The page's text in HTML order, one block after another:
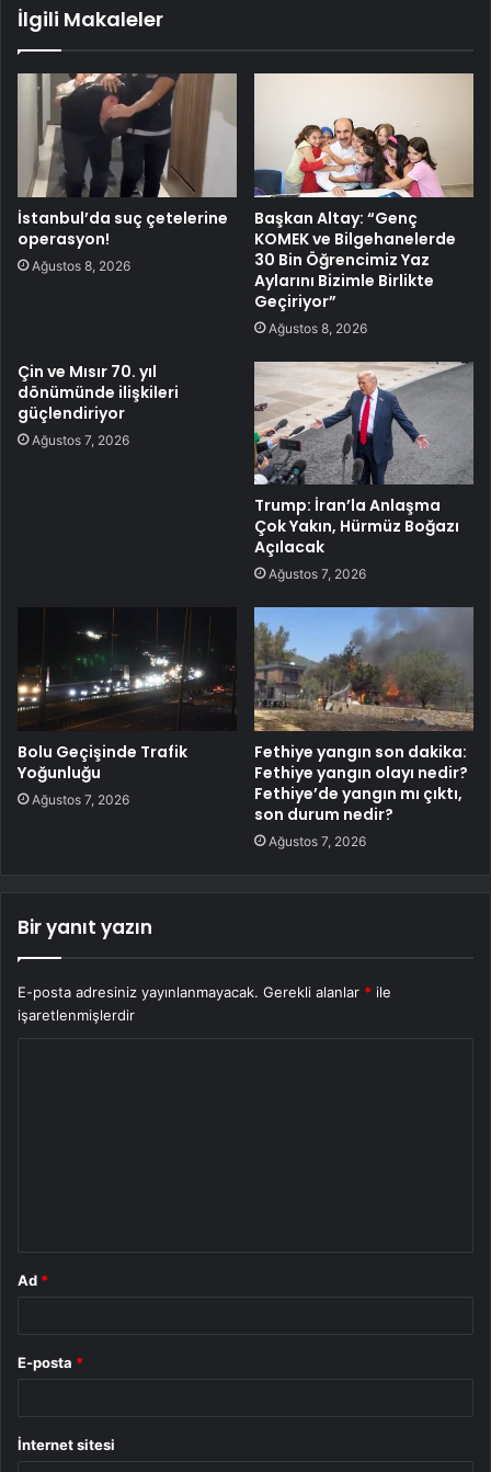
İlgili Makaleler
İstanbul’da suç çetelerine
operasyon!
Ağustos 8, 2026
Başkan Altay: “Genç
KOMEK ve Bilgehanelerde
30 Bin Öğrencimiz Yaz
Aylarını Bizimle Birlikte
Geçiriyor”
Ağustos 8, 2026
Çin ve Mısır 70. yıl
dönümünde ilişkileri
güçlendiriyor
Ağustos 7, 2026
Trump: İran’la Anlaşma
Çok Yakın, Hürmüz Boğazı
Açılacak
Ağustos 7, 2026
Bolu Geçişinde Trafik
Yoğunluğu
Ağustos 7, 2026
Fethiye yangın son dakika:
Fethiye yangın olayı nedir?
Fethiye’de yangın mı çıktı,
son durum nedir?
Ağustos 7, 2026
Bir yanıt yazın
E-posta adresiniz yayınlanmayacak. Gerekli alanlar * ile
işaretlenmişlerdir
Ad *
E-posta *
İnternet sitesi